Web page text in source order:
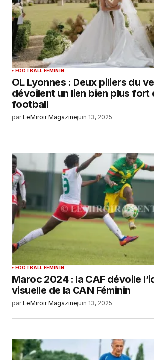
FOOTBALL FEMININ
OL Lyonnes : Deux piliers du
dévoilent un lien bien plus fort
football
par LeMiroir Magazinejuin 13, 2025
FOOTBALL FEMININ
Maroc 2024 : la CAF dévoile
visuelle de la CAN Féminin
par LeMiroir Magazinejuin 13, 2025